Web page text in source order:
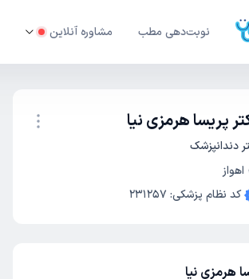
نوبت‌دهی مطب مشاوره آنلاین
پریسا هرمزی نیا
دندانپزشک
اهواز
کد نظام پزشکی:
231257
هرمزی نیا